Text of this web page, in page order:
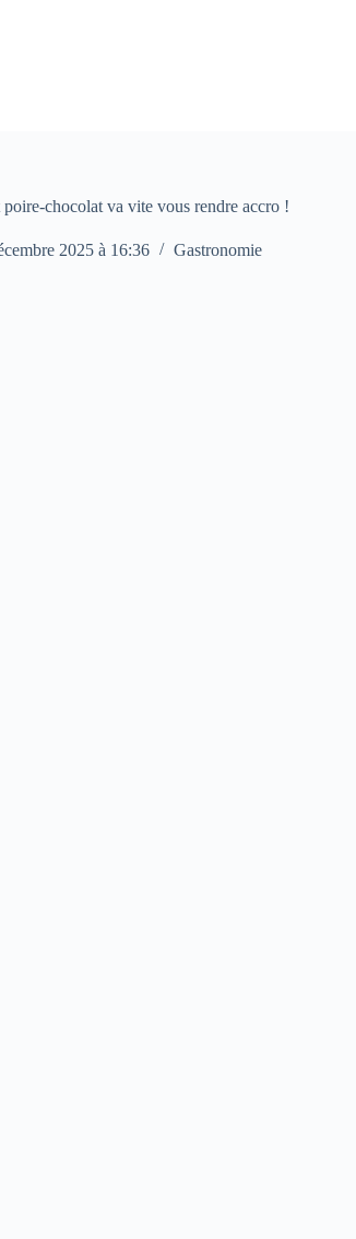
chocolat va vite vous rendre accro !
2025 à 16:36 Gastronomie